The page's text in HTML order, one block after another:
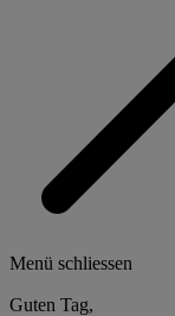
Menü schliessen
Guten Tag,